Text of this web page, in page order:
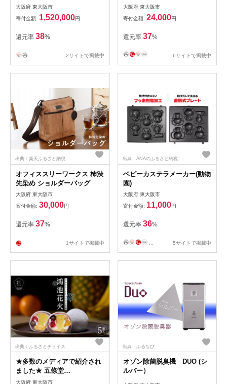
ックシルバー
大阪府 東大阪市
寄付金額: 1,520,000円
還元率 38%
2サイトで掲載中
スお手元スピーカー
大阪府 東大阪市
寄付金額: 24,000円
還元率 37%
6サイトで掲載中
出典：楽天ふるさと納税
オフィススリーワークス 柿渋
先染め ショルダーバッグ
大阪府 東大阪市
寄付金額: 30,000円
還元率 37%
1サイトで掲載中
出典：ANAのふるさと納税
ベビーカステラメーカー(動物
園)
大阪府 東大阪市
寄付金額: 11,000円
還元率 36%
... 5サイトで掲載中
出典：ふるさとチョイス
★多数のメディアで紹介され
ました★ 五條堂
（GOJODO）の鴻池花火5個
大阪府 東大阪市
出典：ふるなび
オゾン除菌脱臭機 DUO (シ
ルバー）